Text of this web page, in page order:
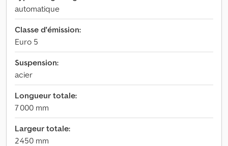
automatique
Classe d'émission:
Euro 5
Suspension:
acier
Longueur totale:
7 000 mm
Largeur totale:
2 450 mm